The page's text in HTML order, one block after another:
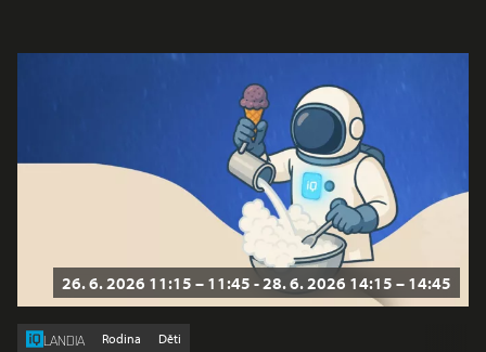
26. 6. 2026 11:15 – 11:45 - 28. 6. 2026 14:15 – 14:45
LANDIA Rodina Děti